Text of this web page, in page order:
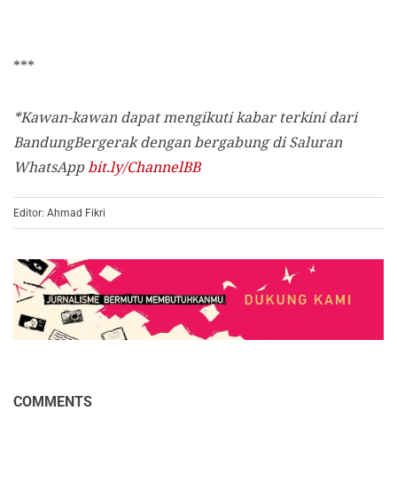
***
*Kawan-kawan dapat mengikuti kabar terkini dari
BandungBergerak dengan bergabung di Saluran
WhatsAppbit.ly/ChannelBB
Editor: Ahmad Fikri
COMMENTS